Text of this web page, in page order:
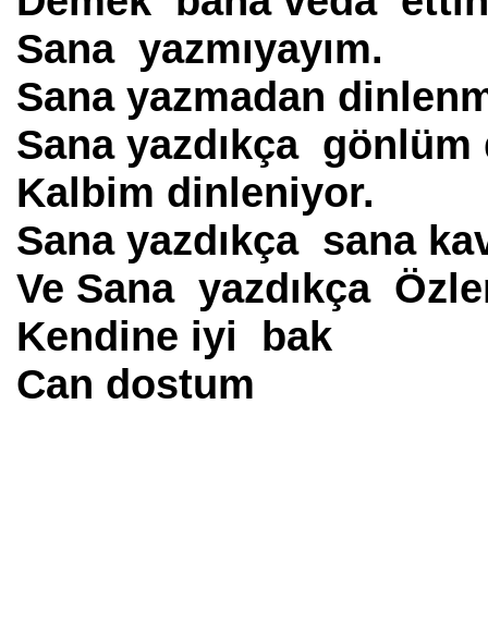
Sana yazmıyayım.
Sana yazmadan
Sana yazdıkça
Kalbim dinleniyor.
Sana yazdıkça sana
Ve Sana yazdıkça
Kendine iyi bak
Can dostum